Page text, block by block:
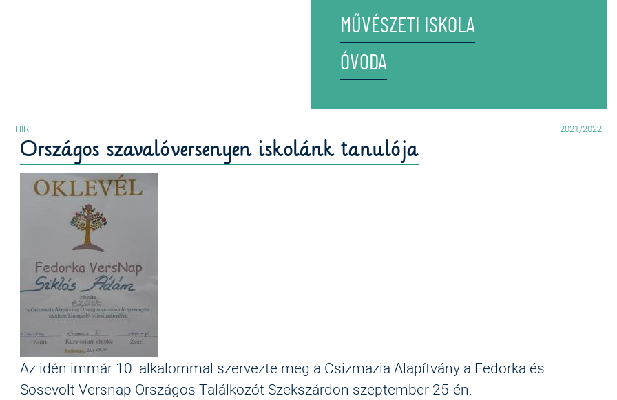
MŰVÉSZETI ISKOLA
ÓVODA
2021/2022
Országos szavalóversenyen iskolánk tanulója
Az idén immár 10. alkalommal szervezte meg a Csizmazia Alapítvány a Fedorka és
Sosevolt Versnap Országos Találkozót Szekszárdon szeptember 25-én.